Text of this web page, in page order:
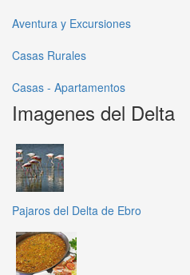
Aventura y Excursiones
Casas Rurales
Casas - Apartamentos
Imagenes del Delta
Pajaros del Delta de Ebro